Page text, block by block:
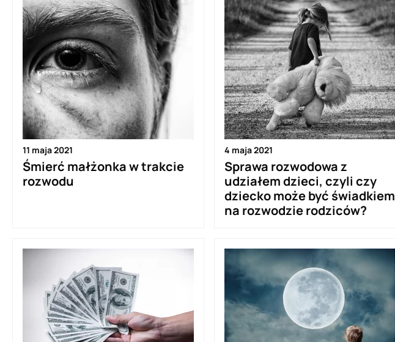
11 maja 2021
Śmierć małżonka w trakcie
rozwodu
4 maja 2021
Sprawa rozwodowa z
udziałem dzieci, czyli czy
dziecko może być świadkiem
na rozwodzie rodziców?